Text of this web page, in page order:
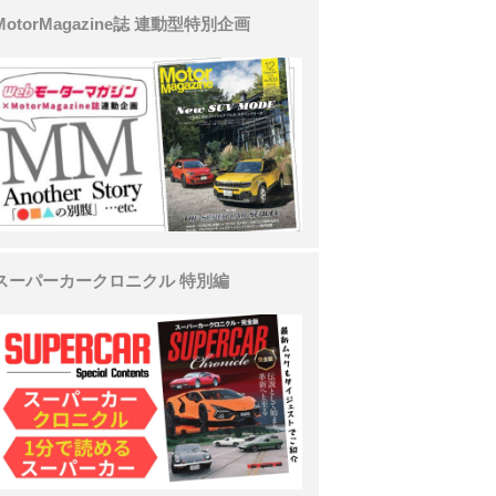
誌 連動型特別企画
ーパーカークロニクル 特別編